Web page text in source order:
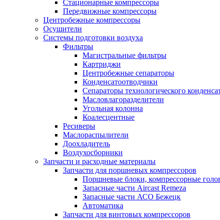
Стационарные компрессоры
Передвижные компрессоры
Центробежные компрессоры
Осушители
Системы подготовки воздуха
Фильтры
Магистральные фильтры
Картриджи
Центробежные сепараторы
Конденсатоотводчики
Сепараторы технологического
Масловлагоразделители
Угольная колонна
Коалесцентные
Ресиверы
Маслораспылители
Доохладитель
Воздухосборники
Запчасти и расходные материалы
Запчасти для поршневых компрессоров
Поршневые блоки, компрессорные
Запасные части Aircast Remeza
Запасные части АСО Бежецк
Автоматика
Запчасти для винтовых компрессоров